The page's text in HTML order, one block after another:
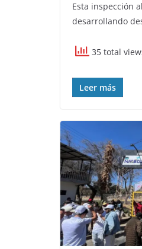
Esta inspección
desarrollando
35 total
Leer más